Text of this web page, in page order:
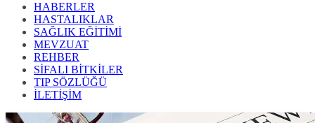
HABERLER
HASTALIKLAR
SAĞLIK EĞİTİMİ
MEVZUAT
REHBER
SİFALI BİTKİLER
TIP SÖZLÜĞÜ
İLETİŞİM